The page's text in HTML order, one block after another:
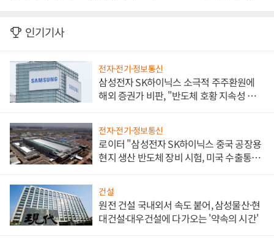
인기기사
전자·전기·정보통신
삼성전자 SK하이닉스 소극적 주주환원에
해외 증권가 비판, "반도체 호황 지속성 의
전자·전기·정보통신
로이터 "삼성전자 SK하이닉스 중국 공장용
현지 생산 반도체 장비 시험, 미국 수출통제
건설
원전 건설 국내외서 속도 붙어, 삼성물산·현
대건설·대우건설에 다가오는 '약속의 시간'